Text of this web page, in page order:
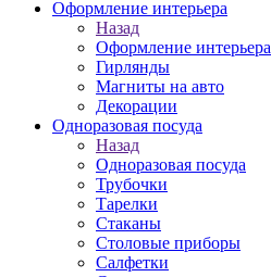
Оформление интерьера
Назад
Оформление интерьера
Гирлянды
Магниты на авто
Декорации
Одноразовая посуда
Назад
Одноразовая посуда
Трубочки
Тарелки
Стаканы
Столовые приборы
Салфетки